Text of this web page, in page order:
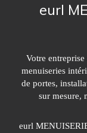
eurl
Votre entreprise
menuiseries
de portes,
sur mesure,
eurl